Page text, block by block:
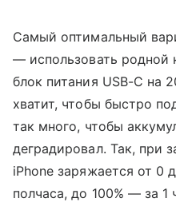
Самый оптимальный
— использовать родной
блок питания USB-C на
хватит, чтобы быстро
так много, чтобы
деградировал. Так, при
iPhone заряжается от 0
полчаса, до 100% — за 1